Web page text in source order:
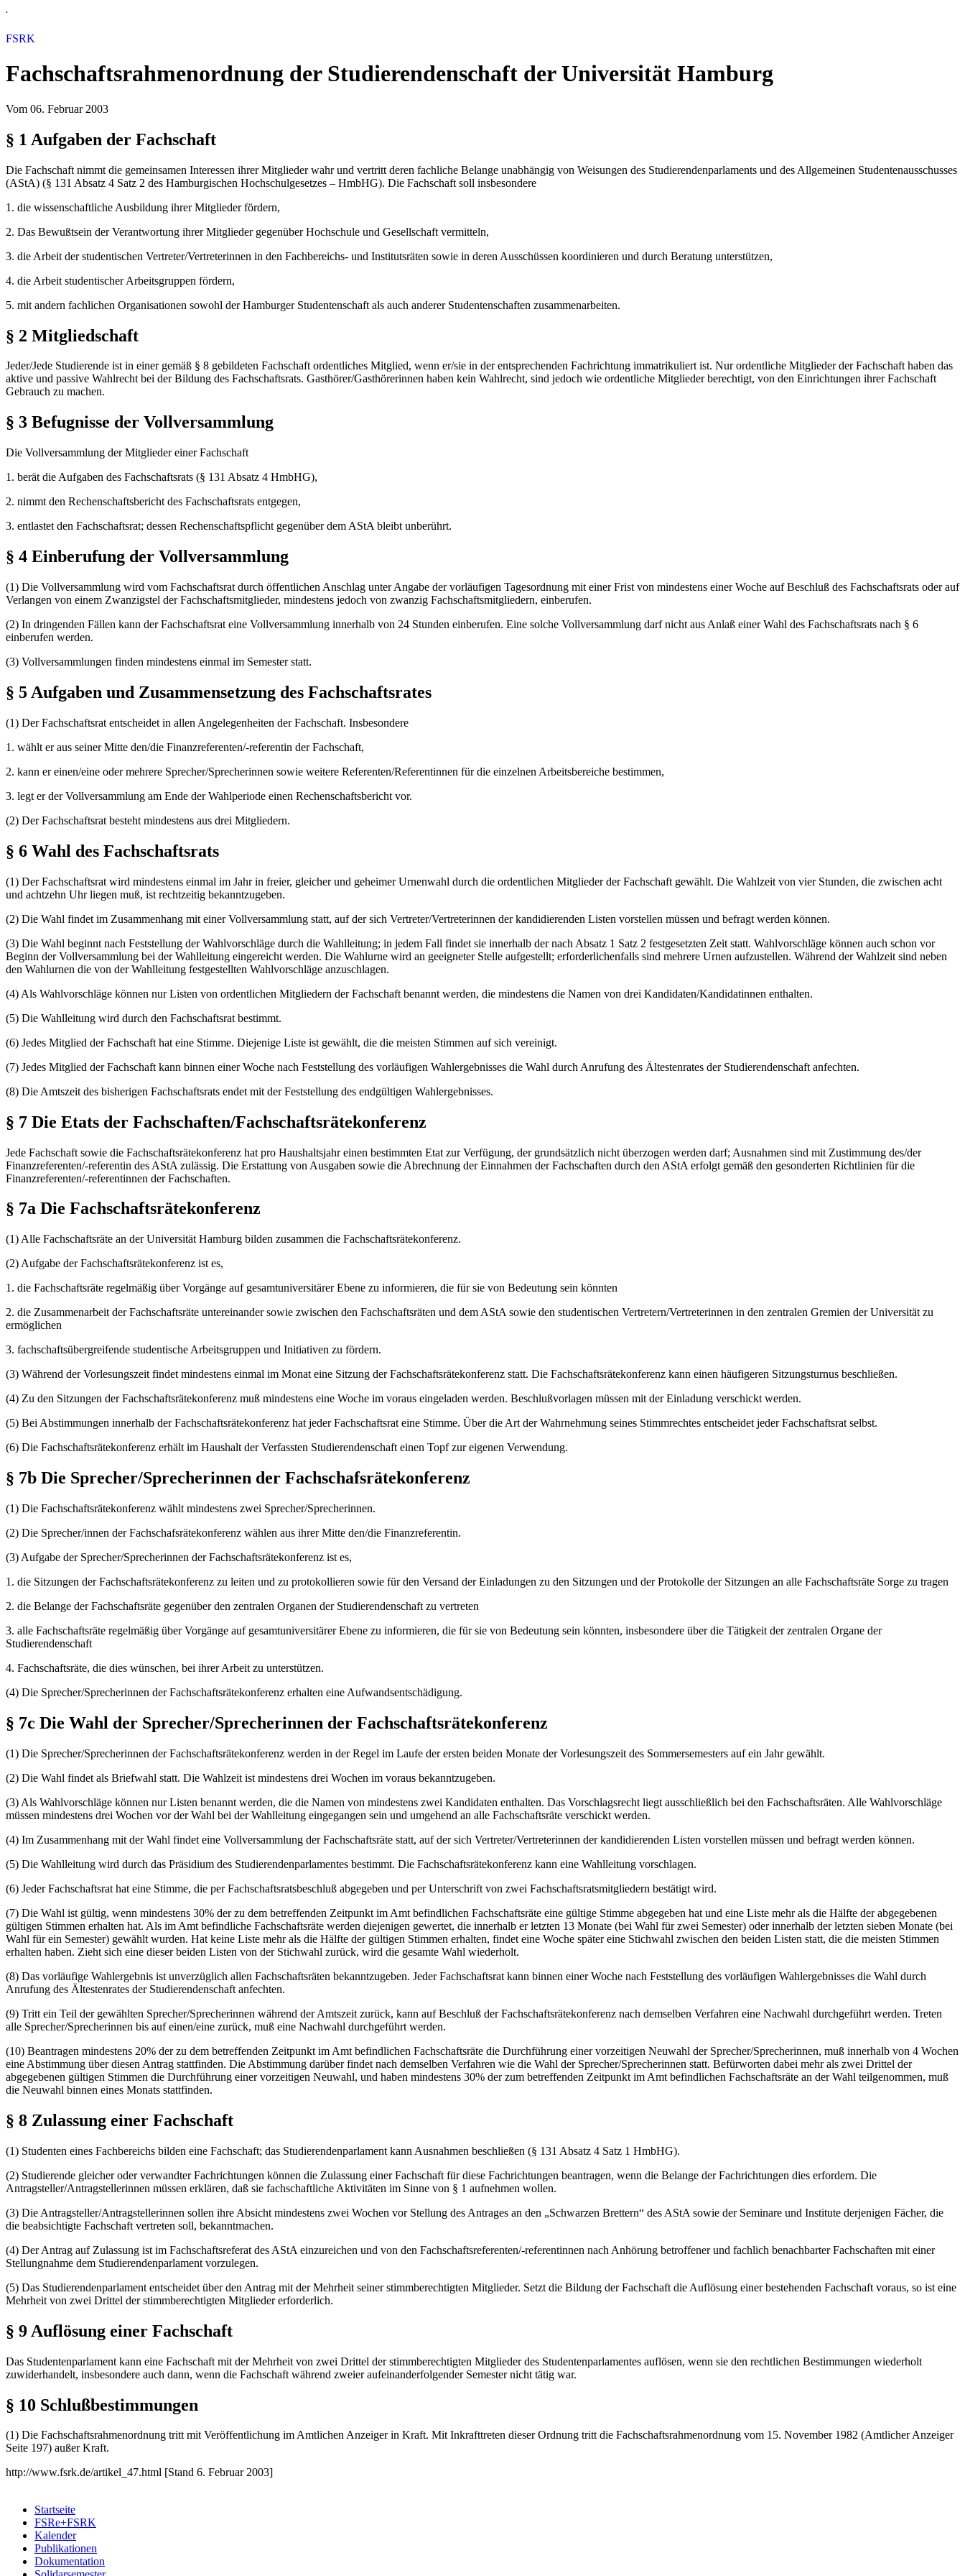
.
FSRK
Fachschaftsrahmenordnung der Studierendenschaft der Universität Hamburg
Vom 06. Februar 2003
§ 1 Aufgaben der Fachschaft
Die Fachschaft nimmt die gemeinsamen Interessen ihrer Mitglieder wahr und vertritt deren fachliche Belange unabhängig von Weisungen des Studierendenparlaments und des Allgemeinen Studentenausschusses
(AStA) (§ 131 Absatz 4 Satz 2 des Hamburgischen Hochschulgesetzes – HmbHG). Die Fachschaft soll insbesondere
1. die wissenschaftliche Ausbildung ihrer Mitglieder fördern,
2. Das Bewußtsein der Verantwortung ihrer Mitglieder gegenüber Hochschule und Gesellschaft vermitteln,
3. die Arbeit der studentischen Vertreter/Vertreterinnen in den Fachbereichs- und Institutsräten sowie in deren Ausschüssen koordinieren und durch Beratung unterstützen,
4. die Arbeit studentischer Arbeitsgruppen fördern,
5. mit andern fachlichen Organisationen sowohl der Hamburger Studentenschaft als auch anderer Studentenschaften zusammenarbeiten.
§ 2 Mitgliedschaft
Jeder/Jede Studierende ist in einer gemäß § 8 gebildeten Fachschaft ordentliches Mitglied, wenn er/sie in der entsprechenden Fachrichtung immatrikuliert ist. Nur ordentliche Mitglieder der Fachschaft haben das
aktive und passive Wahlrecht bei der Bildung des Fachschaftsrats. Gasthörer/Gasthörerinnen haben kein Wahlrecht, sind jedoch wie ordentliche Mitglieder berechtigt, von den Einrichtungen ihrer Fachschaft
Gebrauch zu machen.
§ 3 Befugnisse der Vollversammlung
Die Vollversammlung der Mitglieder einer Fachschaft
1. berät die Aufgaben des Fachschaftsrats (§ 131 Absatz 4 HmbHG),
2. nimmt den Rechenschaftsbericht des Fachschaftsrats entgegen,
3. entlastet den Fachschaftsrat; dessen Rechenschaftspflicht gegenüber dem AStA bleibt unberührt.
§ 4 Einberufung der Vollversammlung
(1) Die Vollversammlung wird vom Fachschaftsrat durch öffentlichen Anschlag unter Angabe der vorläufigen Tagesordnung mit einer Frist von mindestens einer Woche auf Beschluß des Fachschaftsrats oder auf
Verlangen von einem Zwanzigstel der Fachschaftsmitglieder, mindestens jedoch von zwanzig Fachschaftsmitgliedern, einberufen.
(2) In dringenden Fällen kann der Fachschaftsrat eine Vollversammlung innerhalb von 24 Stunden einberufen. Eine solche Vollversammlung darf nicht aus Anlaß einer Wahl des Fachschaftsrats nach § 6
einberufen werden.
(3) Vollversammlungen finden mindestens einmal im Semester statt.
§ 5 Aufgaben und Zusammensetzung des Fachschaftsrates
(1) Der Fachschaftsrat entscheidet in allen Angelegenheiten der Fachschaft. Insbesondere
1. wählt er aus seiner Mitte den/die Finanzreferenten/-referentin der Fachschaft,
2. kann er einen/eine oder mehrere Sprecher/Sprecherinnen sowie weitere Referenten/Referentinnen für die einzelnen Arbeitsbereiche bestimmen,
3. legt er der Vollversammlung am Ende der Wahlperiode einen Rechenschaftsbericht vor.
(2) Der Fachschaftsrat besteht mindestens aus drei Mitgliedern.
§ 6 Wahl des Fachschaftsrats
(1) Der Fachschaftsrat wird mindestens einmal im Jahr in freier, gleicher und geheimer Urnenwahl durch die ordentlichen Mitglieder der Fachschaft gewählt. Die Wahlzeit von vier Stunden, die zwischen acht
und achtzehn Uhr liegen muß, ist rechtzeitig bekanntzugeben.
(2) Die Wahl findet im Zusammenhang mit einer Vollversammlung statt, auf der sich Vertreter/Vertreterinnen der kandidierenden Listen vorstellen müssen und befragt werden können.
(3) Die Wahl beginnt nach Feststellung der Wahlvorschläge durch die Wahlleitung; in jedem Fall findet sie innerhalb der nach Absatz 1 Satz 2 festgesetzten Zeit statt. Wahlvor­schläge können auch schon vor
Beginn der Vollversammlung bei der Wahlleitung eingereicht werden. Die Wahlurne wird an geeigneter Stelle aufgestellt; erforderlichenfalls sind mehrere Urnen aufzustellen. Während der Wahlzeit sind neben
den Wahlurnen die von der Wahllei­tung festgestellten Wahlvorschläge anzuschlagen.
(4) Als Wahlvorschläge können nur Listen von ordentlichen Mitgliedern der Fach­schaft benannt werden, die mindestens die Namen von drei Kandidaten/Kandidatinnen enthalten.
(5) Die Wahlleitung wird durch den Fachschaftsrat bestimmt.
(6) Jedes Mitglied der Fachschaft hat eine Stimme. Diejenige Liste ist gewählt, die die meisten Stimmen auf sich vereinigt.
(7) Jedes Mitglied der Fachschaft kann binnen einer Woche nach Feststellung des vorläufigen Wahlergebnisses die Wahl durch Anrufung des Ältestenrates der Studierendenschaft anfechten.
(8) Die Amtszeit des bisherigen Fachschaftsrats endet mit der Feststellung des endgül­tigen Wahlergebnisses.
§ 7 Die Etats der Fachschaften/Fachschaftsrätekonferenz
Jede Fachschaft sowie die Fachschaftsrätekonferenz hat pro Haushaltsjahr einen bestimmten Etat zur Verfügung, der grundsätzlich nicht überzogen werden darf; Ausnahmen sind mit Zustimmung des/der
Finanzreferenten/-referentin des AStA zulässig. Die Erstattung von Ausgaben sowie die Abrechnung der Einnahmen der Fachschaften durch den AStA erfolgt gemäß den gesonderten Richtlinien für die
Finanzreferenten/-referentinnen der Fachschaften.
§ 7a Die Fachschaftsrätekonferenz
(1) Alle Fachschaftsräte an der Universität Hamburg bilden zusammen die Fachschaftsrätekonferenz.
(2) Aufgabe der Fachschaftsrätekonferenz ist es,
1. die Fachschaftsräte regelmäßig über Vorgänge auf gesamtuniversitärer Ebene zu informieren, die für sie von Bedeutung sein könnten
2. die Zusammenarbeit der Fachschaftsräte untereinander sowie zwischen den Fachschaftsräten und dem AStA sowie den studentischen Vertretern/Vertreterinnen in den zentralen Gremien der Universität zu
ermöglichen
3. fachschaftsübergreifende studentische Arbeitsgruppen und Initiativen zu fördern.
(3) Während der Vorlesungszeit findet mindestens einmal im Monat eine Sitzung der Fachschaftsrätekonferenz statt. Die Fachschaftsrätekonferenz kann einen häufigeren Sitzungsturnus beschließen.
(4) Zu den Sitzungen der Fachschaftsrätekonferenz muß mindestens eine Woche im voraus eingeladen werden. Beschlußvorlagen müssen mit der Einladung verschickt werden.
(5) Bei Abstimmungen innerhalb der Fachschaftsrätekonferenz hat jeder Fachschaftsrat eine Stimme. Über die Art der Wahrnehmung seines Stimmrechtes entscheidet jeder Fachschaftsrat selbst.
(6) Die Fachschaftsrätekonferenz erhält im Haushalt der Verfassten Studierendenschaft einen Topf zur eigenen Verwendung.
§ 7b Die Sprecher/Sprecherinnen der Fachschafsrätekonferenz
(1) Die Fachschaftsrätekonferenz wählt mindestens zwei Sprecher/Sprecherinnen.
(2) Die Sprecher/innen der Fachschafsrätekonferenz wählen aus ihrer Mitte den/die Finanzreferentin.
(3) Aufgabe der Sprecher/Sprecherinnen der Fachschaftsrätekonferenz ist es,
1. die Sitzungen der Fachschaftsrätekonferenz zu leiten und zu protokollieren sowie für den Versand der Einladungen zu den Sitzungen und der Protokolle der Sitzungen an alle Fachschaftsräte Sorge zu tragen
2. die Belange der Fachschaftsräte gegenüber den zentralen Organen der Studierenden­schaft zu vertreten
3. alle Fachschaftsräte regelmäßig über Vorgänge auf gesamtuniversitärer Ebene zu informieren, die für sie von Bedeutung sein könnten, insbesondere über die Tätigkeit der zentralen Organe der
Studierendenschaft
4. Fachschaftsräte, die dies wünschen, bei ihrer Arbeit zu unterstützen.
(4) Die Sprecher/Sprecherinnen der Fachschaftsrätekonferenz erhalten eine Aufwandsentschädigung.
§ 7c Die Wahl der Sprecher/Sprecherinnen der Fachschaftsrätekonferenz
(1) Die Sprecher/Sprecherinnen der Fachschaftsrätekonferenz werden in der Regel im Laufe der ersten beiden Monate der Vorlesungszeit des Sommersemesters auf ein Jahr gewählt.
(2) Die Wahl findet als Briefwahl statt. Die Wahlzeit ist mindestens drei Wochen im voraus bekanntzugeben.
(3) Als Wahlvorschläge können nur Listen benannt werden, die die Namen von mindestens zwei Kandidaten enthalten. Das Vorschlagsrecht liegt ausschließlich bei den Fachschaftsräten. Alle Wahlvorschläge
müssen mindestens drei Wochen vor der Wahl bei der Wahlleitung eingegangen sein und umgehend an alle Fachschaftsräte verschickt werden.
(4) Im Zusammenhang mit der Wahl findet eine Vollversammlung der Fachschaftsräte statt, auf der sich Vertreter/Vertreterinnen der kandidierenden Listen vorstellen müssen und befragt werden können.
(5) Die Wahlleitung wird durch das Präsidium des Studierendenparlamentes bestimmt. Die Fachschaftsrätekonferenz kann eine Wahlleitung vorschlagen.
(6) Jeder Fachschaftsrat hat eine Stimme, die per Fachschaftsratsbeschluß abgegeben und per Unterschrift von zwei Fachschaftsratsmitgliedern bestätigt wird.
(7) Die Wahl ist gültig, wenn mindestens 30% der zu dem betreffenden Zeitpunkt im Amt befindlichen Fachschaftsräte eine gültige Stimme abgegeben hat und eine Liste mehr als die Hälfte der abgegebenen
gültigen Stimmen erhalten hat. Als im Amt befindliche Fachschaftsräte werden diejenigen gewertet, die innerhalb er letzten 13 Monate (bei Wahl für zwei Semester) oder innerhalb der letzten sieben Monate (bei
Wahl für ein Semester) gewählt wurden. Hat keine Liste mehr als die Hälfte der gültigen Stimmen erhalten, findet eine Woche später eine Stichwahl zwischen den beiden Listen statt, die die meisten Stimmen
erhalten haben. Zieht sich eine dieser beiden Listen von der Stichwahl zurück, wird die gesamte Wahl wiederholt.
(8) Das vorläufige Wahlergebnis ist unverzüglich allen Fachschaftsräten bekanntzu­geben. Jeder Fachschaftsrat kann binnen einer Woche nach Feststellung des vorläufigen Wahlergebnisses die Wahl durch
Anrufung des Ältestenrates der Studierendenschaft anfechten.
(9) Tritt ein Teil der gewählten Sprecher/Sprecherinnen während der Amtszeit zurück, kann auf Beschluß der Fachschaftsrätekonferenz nach demselben Verfahren eine Nachwahl durchgeführt werden. Treten
alle Sprecher/Sprecherinnen bis auf einen/eine zurück, muß eine Nachwahl durchgeführt werden.
(10) Beantragen mindestens 20% der zu dem betreffenden Zeitpunkt im Amt befindlichen Fachschaftsräte die Durchführung einer vorzeitigen Neuwahl der Sprecher/Spre­cherinnen, muß innerhalb von 4 Wochen
eine Abstimmung über diesen Antrag stattfinden. Die Abstimmung darüber findet nach demselben Verfahren wie die Wahl der Sprecher/Sprecherinnen statt. Befürworten dabei mehr als zwei Drittel der
abgegebenen gültigen Stimmen die Durchführung einer vorzeitigen Neuwahl, und haben mindestens 30% der zum betreffenden Zeitpunkt im Amt befindlichen Fach­schaftsräte an der Wahl teilgenommen, muß
die Neuwahl binnen eines Monats stattfinden.
§ 8 Zulassung einer Fachschaft
(1) Studenten eines Fachbereichs bilden eine Fachschaft; das Studierendenparlament kann Ausnahmen beschließen (§ 131 Absatz 4 Satz 1 HmbHG).
(2) Studierende gleicher oder verwandter Fachrichtungen können die Zulassung einer Fachschaft für diese Fachrichtungen beantragen, wenn die Belange der Fachrichtungen dies erfordern. Die
Antragsteller/Antragstellerinnen müssen erklären, daß sie fachschaftliche Aktivitäten im Sinne von § 1 aufnehmen wollen.
(3) Die Antragsteller/Antragstellerinnen sollen ihre Absicht mindestens zwei Wochen vor Stellung des Antrages an den „Schwarzen Brettern“ des AStA sowie der Seminare und Institute derjenigen Fächer, die
die beabsichtigte Fachschaft vertreten soll, bekanntmachen.
(4) Der Antrag auf Zulassung ist im Fachschaftsreferat des AStA einzureichen und von den Fachschaftsreferenten/-referentinnen nach Anhörung betroffener und fachlich benachbarter Fachschaften mit einer
Stellungnahme dem Studierendenparlament vorzulegen.
(5) Das Studierendenparlament entscheidet über den Antrag mit der Mehrheit seiner stimmberechtigten Mitglieder. Setzt die Bildung der Fachschaft die Auflösung einer bestehen­den Fachschaft voraus, so ist eine
Mehrheit von zwei Drittel der stimmberechtigten Mitglieder erforderlich.
§ 9 Auflösung einer Fachschaft
Das Studentenparlament kann eine Fachschaft mit der Mehrheit von zwei Drittel der stimmberechtigten Mitglieder des Studentenparlamentes auflösen, wenn sie den rechtlichen Bestimmungen wiederholt
zuwiderhandelt, insbesondere auch dann, wenn die Fachschaft während zweier aufeinanderfolgender Semester nicht tätig war.
§ 10 Schlußbestimmungen
(1) Die Fachschaftsrahmenordnung tritt mit Veröffentlichung im Amtlichen Anzeiger in Kraft. Mit Inkrafttreten dieser Ordnung tritt die Fachschaftsrahmenordnung vom 15. November 1982 (Amtlicher Anzeiger
Seite 197) außer Kraft.
http://www.fsrk.de/artikel_47.html [Stand 6. Februar 2003]
Startseite
FSRe+FSRK
Kalender
Publikationen
Dokumentation